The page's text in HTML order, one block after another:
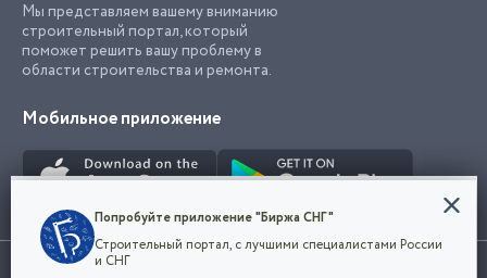
Мы представляем вашему вниманию
строительный портал, который
поможет решить вашу проблему в
области строительства и ремонта.
Мобильное приложение
Использование сайта, в том числе подача объявлений, означает
Конфиденциальность
Мы используем файлы cookie, чтобы сделать
наш сайт удобным для каждого
Попробуйте приложение "Биржа СНГ"
Строительный портал, с лучшими специалистами России
и СНГ